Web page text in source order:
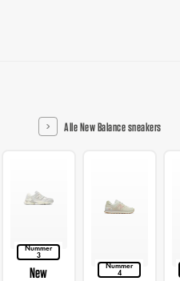
Alle New Balance sneakers
Nummer
3
New
Nummer
4